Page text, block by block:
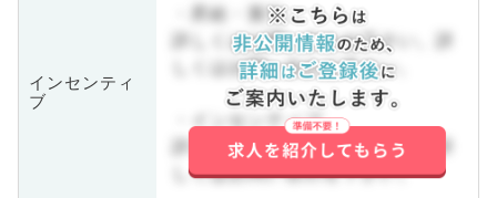
インセンティ
ブ
・昇給・賞与
詳しくはお問い合わせ下さい。詳
しくはお問い合わせ下さい。
・インセンティブ
詳しくはお問い合わせ下さい。詳
しくはお問い合わせ下さい。